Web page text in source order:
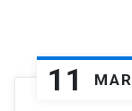
11 MAR